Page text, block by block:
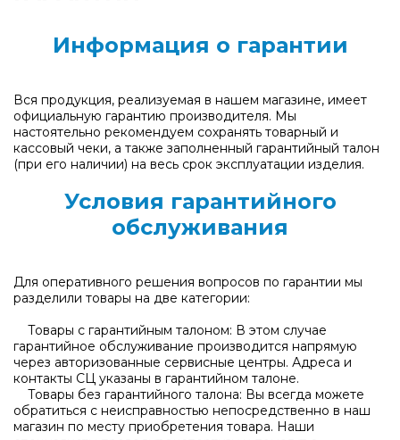
Информация о гарантии
Вся продукция, реализуемая в нашем магазине, имеет
официальную гарантию производителя. Мы
настоятельно рекомендуем сохранять товарный и
кассовый чеки, а также заполненный гарантийный талон
(при его наличии) на весь срок эксплуатации изделия.
Условия гарантийного
обслуживания
Для оперативного решения вопросов по гарантии мы
разделили товары на две категории:
Товары с гарантийным талоном: В этом случае
гарантийное обслуживание производится напрямую
через авторизованные сервисные центры. Адреса и
контакты СЦ указаны в гарантийном талоне.
Товары без гарантийного талона: Вы всегда можете
обратиться с неисправностью непосредственно в наш
магазин по месту приобретения товара. Наши